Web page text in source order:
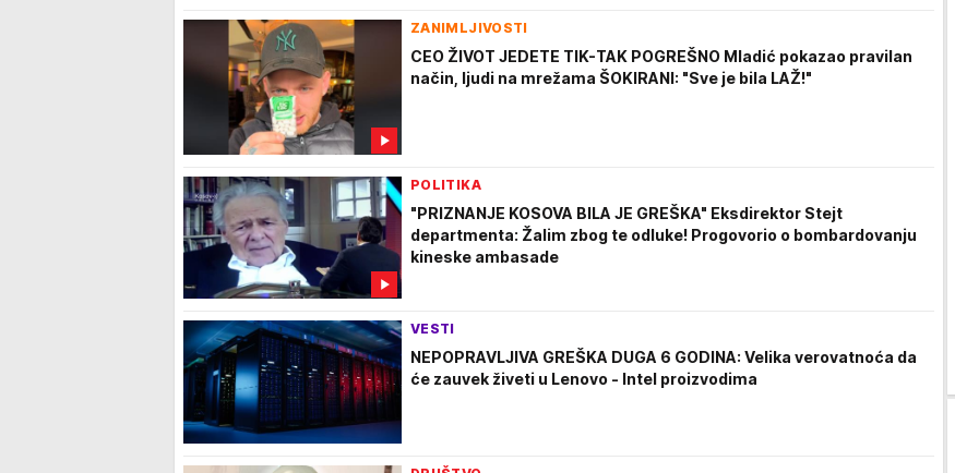
ZANIMLJIVOSTI
CEO ŽIVOT JEDETE TIK-TAK POGREŠNO Mladić pokazao pravilan
način, ljudi na mrežama ŠOKIRANI: "Sve je bila LAŽ!"
POLITIKA
"PRIZNANJE KOSOVA BILA JE GREŠKA" Eksdirektor Stejt
departmenta: Žalim zbog te odluke! Progovorio o bombardovanju
kineske ambasade
VESTI
NEPOPRAVLJIVA GREŠKA DUGA 6 GODINA: Velika verovatnoća da
će zauvek živeti u Lenovo - Intel proizvodima